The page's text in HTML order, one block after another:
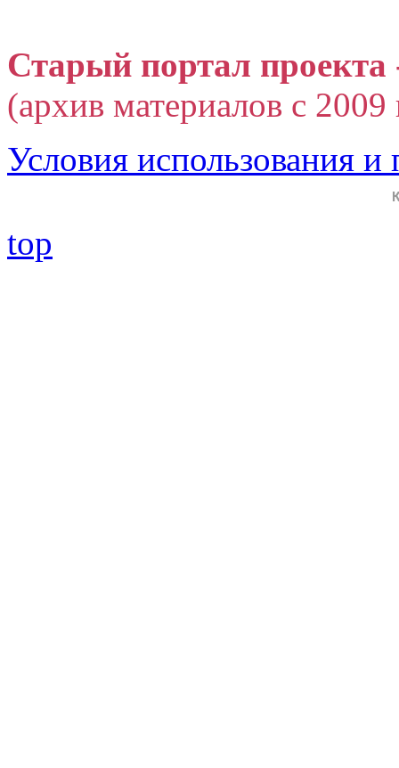
Старый портал
(архив материалов с
Условия использования
top